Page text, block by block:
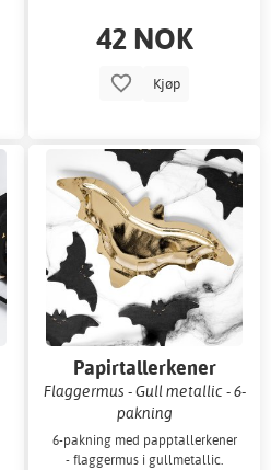
42 NOK
Kjøp
Papirtallerkener
Flaggermus - Gull metallic - 6-
pakning
6-pakning med papptallerkener
- flaggermus i gullmetallic.